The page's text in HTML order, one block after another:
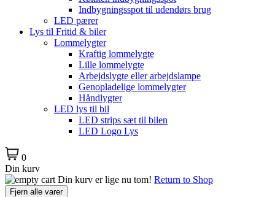
Indbygningsspot til udendørs brug
LED pærer
Lys til Fritid & biler
Lommelygter
Kraftig lommelygte
Lille lommelygte
Arbejdslygte eller arbejdslampe
Genopladelige lommelygter
Håndlygter
LED lys til bil
LED strips sæt til bilen
LED Logo Lys
0
Din kurv
Din kurv er lige nu tom! Return to Shop
Fjern alle varer